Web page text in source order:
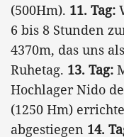
(500Hm). 11. Tag:
6 bis 8 Stunden
4370m, das uns
Ruhetag. 13. Tag:
Hochlager Nido
(1250 Hm)
abgestiegen 14.